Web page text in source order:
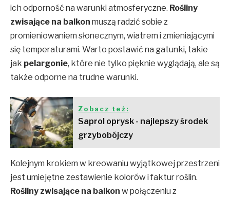
ich odporność na warunki atmosferyczne. Rośliny
zwisające na balkon muszą radzić sobie z
promieniowaniem słonecznym, wiatrem i zmieniającymi
się temperaturami. Warto postawić na gatunki, takie
jak pelargonie, które nie tylko pięknie wyglądają, ale są
także odporne na trudne warunki.
Zobacz też:
Saprol oprysk - najlepszy środek
grzybobójczy
Kolejnym krokiem w kreowaniu wyjątkowej przestrzeni
jest umiejętne zestawienie kolorów i faktur roślin.
Rośliny zwisające na balkon w połączeniu z